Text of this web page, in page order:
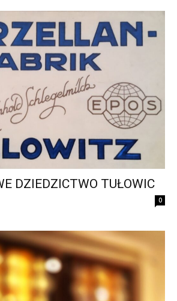
DZIEDZICTWO TUŁOWIC
0